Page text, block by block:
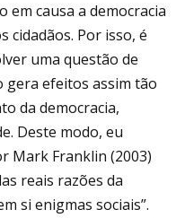
causa a democracia
cidadãos. Por isso, é
uma questão de
gera efeitos assim tão
da democracia,
Deste modo, eu
Mark Franklin (2003)
reais razões da
si enigmas sociais”.